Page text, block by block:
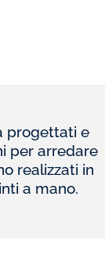
progettati e
per arredare
realizzati in
a mano.